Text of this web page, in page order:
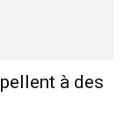
à des